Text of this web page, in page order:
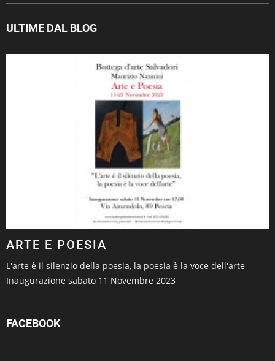
ULTIME DAL BLOG
ARTE E POESIA
L'arte è il silenzio della poesia, la poesia è la voce dell'arte
Inaugurazione sabato 11 Novembre 2023
FACEBOOK